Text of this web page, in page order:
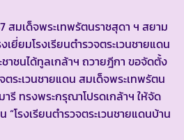
เด็จพระเทพรัตนราชสุดา ฯ สยาม
ยี่ยมโรงเรียนตำรวจตระเวนชายแดน
าชนได้ทูลเกล้าฯ ถวายฎีกา ขอจัดตั้ง
ตระเวนชายแดน สมเด็จพระเทพรัตน
รี ทรงพระกรุณาโปรดเกล้าฯ ให้จัด
“โรงเรียนตำรวจตระเวนชายแดนบ้าน